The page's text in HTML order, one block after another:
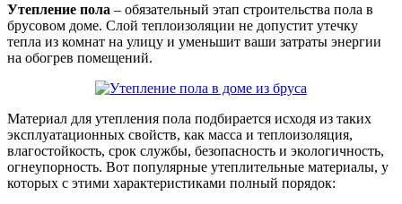
Утепление пола – обязательный этап строительства пола в
брусовом доме. Слой теплоизоляции не допустит утечку
тепла из комнат на улицу и уменьшит ваши затраты энергии
на обогрев помещений.
Материал для утепления пола подбирается исходя из таких
эксплуатационных свойств, как масса и теплоизоляция,
влагостойкость, срок службы, безопасность и экологичность,
огнеупорность. Вот популярные утеплительные материалы, у
которых с этими характеристиками полный порядок: